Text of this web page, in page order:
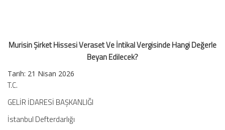
Murisin Şirket Hissesi Veraset Ve İntikal Vergisinde Hangi Değerle
Beyan Edilecek?
Tarih: 21 Nisan 2026
T.C.
GELİR İDARESİ BAŞKANLIĞI
İstanbul Defterdarlığı